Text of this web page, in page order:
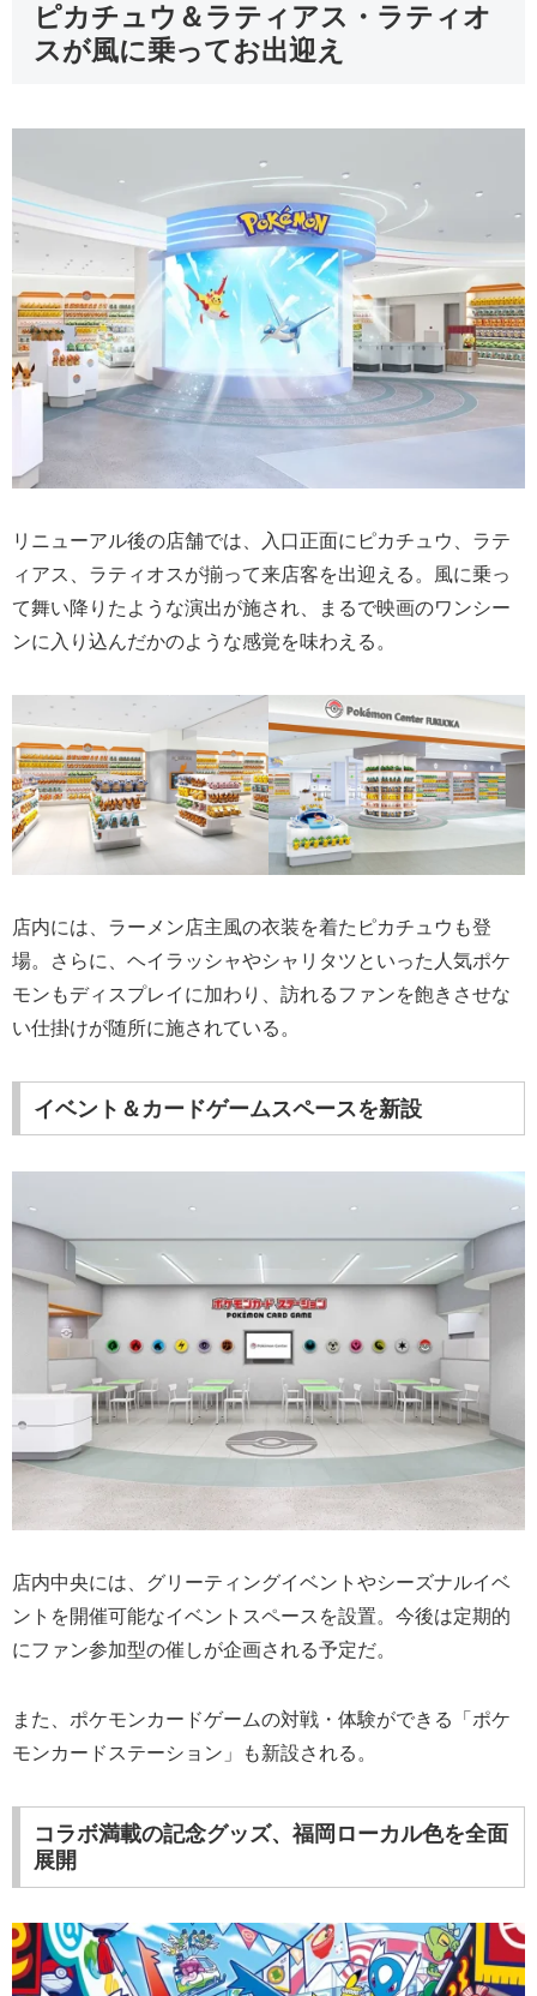
ピカチュウ＆ラティアス・ラティオ
スが風に乗ってお出迎え
リニューアル後の店舗では、入口正面にピカチュウ、ラテ
ィアス、ラティオスが揃って来店客を出迎える。風に乗っ
て舞い降りたような演出が施され、まるで映画のワンシー
ンに入り込んだかのような感覚を味わえる。
店内には、ラーメン店主風の衣装を着たピカチュウも登
場。さらに、ヘイラッシャやシャリタツといった人気ポケ
モンもディスプレイに加わり、訪れるファンを飽きさせな
い仕掛けが随所に施されている。
イベント＆カードゲームスペースを新設
店内中央には、グリーティングイベントやシーズナルイベ
ントを開催可能なイベントスペースを設置。今後は定期的
にファン参加型の催しが企画される予定だ。
また、ポケモンカードゲームの対戦・体験ができる「ポケ
モンカードステーション」も新設される。
コラボ満載の記念グッズ、福岡ローカル色を全面
展開